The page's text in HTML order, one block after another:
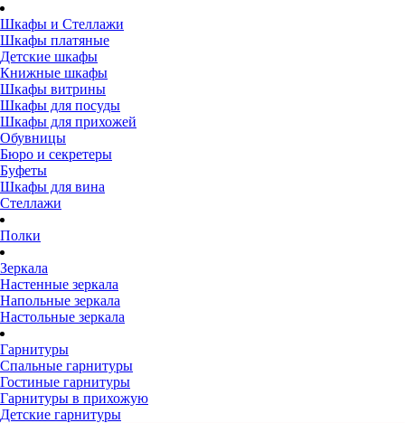
Шкафы и Стеллажи
Шкафы платяные
Детские шкафы
Книжные шкафы
Шкафы витрины
Шкафы для посуды
Шкафы для прихожей
Обувницы
Бюро и секретеры
Буфеты
Шкафы для вина
Стеллажи
Полки
Зеркала
Настенные зеркала
Напольные зеркала
Настольные зеркала
Гарнитуры
Спальные гарнитуры
Гостиные гарнитуры
Гарнитуры в прихожую
Детские гарнитуры